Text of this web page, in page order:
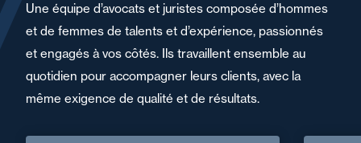
Une équipe d’avocats et juristes composée d’hommes
et de femmes de talents et d’expérience, passionnés
et engagés à vos côtés. Ils travaillent ensemble au
quotidien pour accompagner leurs clients, avec la
même exigence de qualité et de résultats.